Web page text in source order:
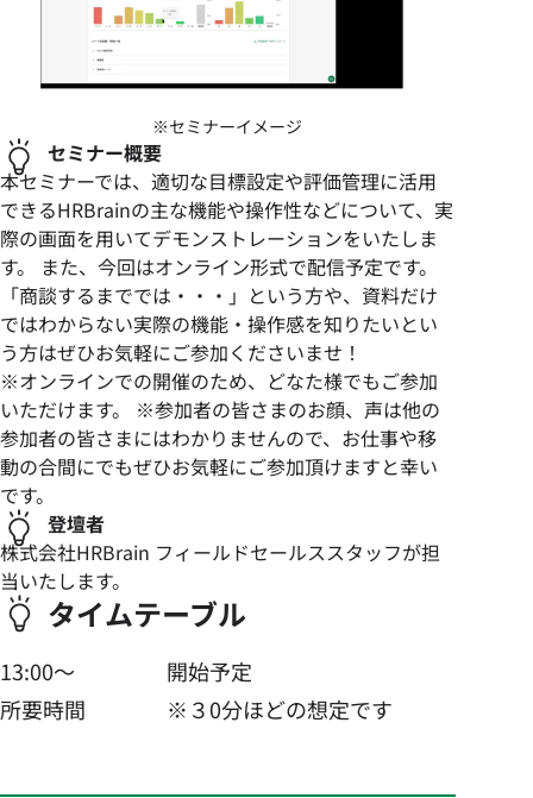
※セミナーイメージ
セミナー概要
本セミナーでは、適切な目標設定や評価管理に活用
できるHRBrainの主な機能や操作性などについて、実
際の画面を用いてデモンストレーションをいたしま
す。 また、今回はオンライン形式で配信予定です。
「商談するまででは・・・」という方や、資料だけ
ではわからない実際の機能・操作感を知りたいとい
う方はぜひお気軽にご参加くださいませ！
※オンラインでの開催のため、どなた様でもご参加
いただけます。 ※参加者の皆さまのお顔、声は他の
参加者の皆さまにはわかりませんので、お仕事や移
動の合間にでもぜひお気軽にご参加頂けますと幸い
です。
登壇者
株式会社HRBrain フィールドセールススタッフが担
当いたします。
タイムテーブル
13:00〜
開始予定
所要時間
※３0分ほどの想定です